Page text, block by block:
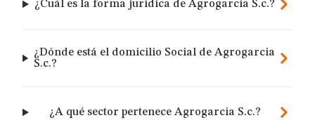
¿Cuál es la forma jurídica de Agrogarcia S.c.?
¿Dónde está el domicilio Social de Agrogarcia
S.c.?
¿A qué sector pertenece Agrogarcia S.c.?